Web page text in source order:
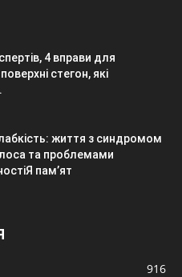
4 вправи для
стегон, які
життя з синдромом
та проблемами
пам’ят
916